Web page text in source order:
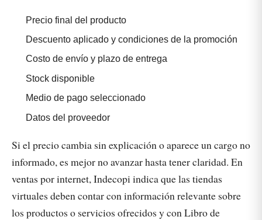
Precio final del producto
Descuento aplicado y condiciones de la promoción
Costo de envío y plazo de entrega
Stock disponible
Medio de pago seleccionado
Datos del proveedor
Si el precio cambia sin explicación o aparece un cargo no
informado, es mejor no avanzar hasta tener claridad. En
ventas por internet, Indecopi indica que las tiendas
virtuales deben contar con información relevante sobre
los productos o servicios ofrecidos y con Libro de